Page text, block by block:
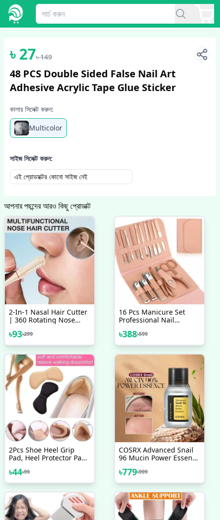
1/5
৳27৳149
48 PCS Double Sided False Nail Art
Adhesive Acrylic Tape Glue Sticker
কালার সিলেক্ট করুন:
Multicolor
সাইজ সিলেক্ট করুন:
এই প্রোডাক্টের কোনো সাইজ নেই
আপনার পছন্দের আরও কিছু প্রোডাক্ট
2-In-1 Nasal Hair Cutter
| 360 Rotating Nose
Ear Picker | Portable
Double-Sided Nose &
৳93৳299
16 Pcs Manicure Set
Professional Nail
৳388৳599
2Pcs Shoe Heel Grip
Pad, Heel Protector Pad,
৳44৳99
COSRX Advanced Snail
96 Mucin Power Essence
৳779৳999